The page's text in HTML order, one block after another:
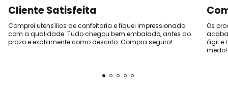
Cliente Satisfeita
Comprei utensílios de confeitaria e fiquei impressionada
com a qualidade. Tudo chegou bem embalado, antes do
prazo e exatamente como descrito. Compra segura!
Os
ágil e
medo!